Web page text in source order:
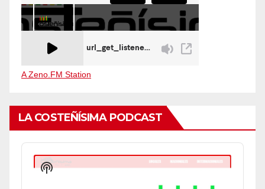
A Zeno.FM Station
LA COSTEÑÍSIMA PODCAST
Audio
Player
Show